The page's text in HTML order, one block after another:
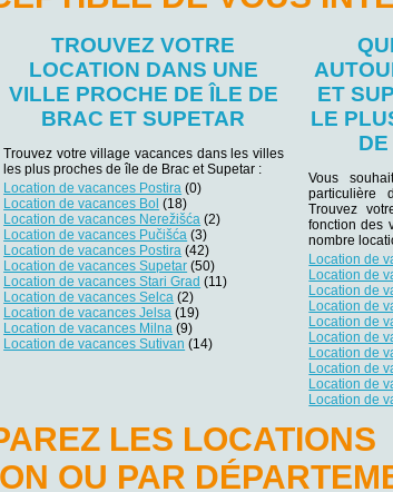
TROUVEZ VOTRE
LOCATION DANS UNE
VILLE PROCHE DE ÎLE DE
BRAC ET SUPETAR
Trouvez votre village vacances dans les villes
les plus proches de île de Brac et Supetar :
Location de vacances Postira (0)
Location de vacances Bol (18)
Location de vacances Nerežišća (2)
Location de vacances Pučišća (3)
Location de vacances Postira (42)
Location de vacances Supetar (50)
Location de vacances Stari Grad (11)
Location de vacances Selca (2)
Location de vacances Jelsa (19)
Location de vacances Milna (9)
Location de vacances Sutivan (14)
ET
LE
Vous
Trouvez
fonction des
nombre
Location de
Location de
Location de
Location de
Location de
Location de
Location de
Location de
Location de
Location de
LES LOCATIONS
OU PAR